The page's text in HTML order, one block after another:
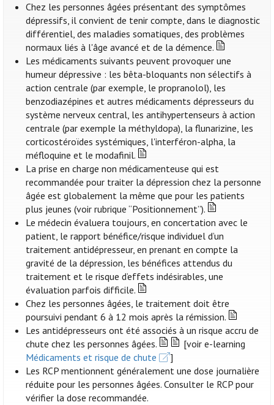
Chez les personnes âgées présentant des symptômes
dépressifs, il convient de tenir compte, dans le diagnostic
différentiel, des maladies somatiques, des problèmes
normaux liés à l'âge avancé et de la démence.
Les médicaments suivants peuvent provoquer une
humeur dépressive : les bêta-bloquants non sélectifs à
action centrale (par exemple, le propranolol), les
benzodiazépines et autres médicaments dépresseurs du
système nerveux central, les antihypertenseurs à action
centrale (par exemple la méthyldopa), la flunarizine, les
corticostéroïdes systémiques, l'interféron-alpha, la
méfloquine et le modafinil.
La prise en charge non médicamenteuse qui est
recommandée pour traiter la dépression chez la personne
âgée est globalement la même que pour les patients
plus jeunes (voir rubrique “Positionnement”).
Le médecin évaluera toujours, en concertation avec le
patient, le rapport bénéfice/risque individuel d’un
traitement antidépresseur, en prenant en compte la
gravité de la dépression, les bénéfices attendus du
traitement et le risque d’effets indésirables, une
évaluation parfois difficile.
Chez les personnes âgées, le traitement doit être
poursuivi pendant 6 à 12 mois après la rémission.
Les antidépresseurs ont été associés à un risque accru de
chute chez les personnes âgées.
[voir e-learning
Médicaments et risque de chute
]
Les RCP mentionnent généralement une dose journalière
réduite pour les personnes âgées. Consulter le RCP pour
vérifier la dose recommandée.